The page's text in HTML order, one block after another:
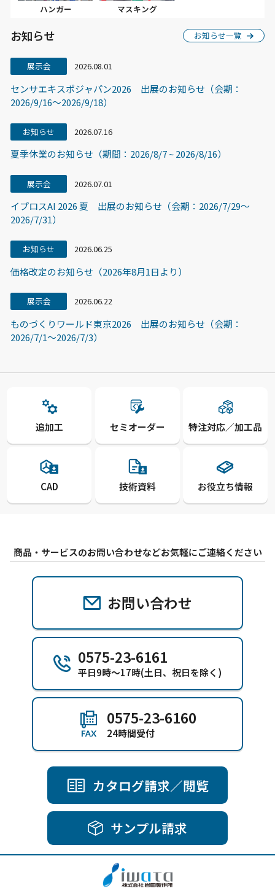
ハンガー マスキング
お知らせ お知らせ一覧
展示会 2026.08.01
センサエキスポジャパン2026 出展のお知らせ（会期：
2026/9/16〜2026/9/18）
お知らせ 2026.07.16
夏季休業のお知らせ（期間：2026/8/7 ~ 2026/8/16）
展示会 2026.07.01
イプロスAI 2026 夏 出展のお知らせ（会期：2026/7/29〜
2026/7/31）
お知らせ 2026.06.25
価格改定のお知らせ（2026年8月1日より）
展示会 2026.06.22
ものづくりワールド東京2026 出展のお知らせ（会期：
2026/7/1～2026/7/3）
追加工 セミオーダー 特注対応／加工品
CAD 技術資料 お役立ち情報
商品・サービスのお問い合わせなどお気軽にご連絡ください
お問い合わせ
0575-23-6161
平日9時～17時(土日、祝日を除く)
0575-23-6160
24時間受付
カタログ請求／閲覧
サンプル請求